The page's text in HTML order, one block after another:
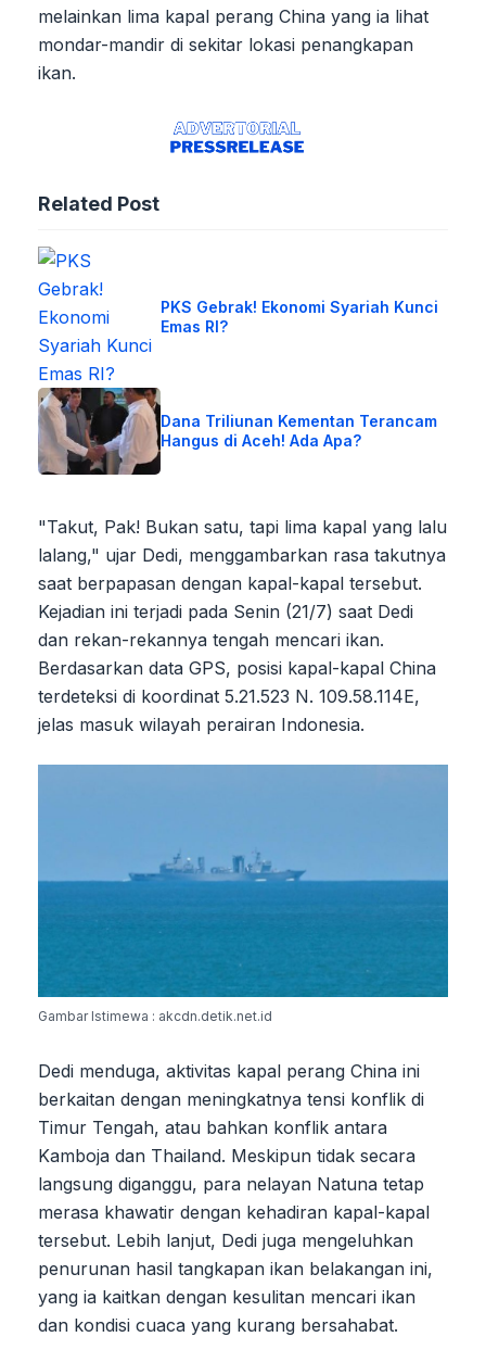
melainkan lima kapal perang China yang ia lihat
mondar-mandir di sekitar lokasi penangkapan
ikan.
Related Post
PKS Gebrak! Ekonomi Syariah Kunci
Emas RI?
Dana Triliunan Kementan Terancam
Hangus di Aceh! Ada Apa?
"Takut, Pak! Bukan satu, tapi lima kapal yang lalu
lalang," ujar Dedi, menggambarkan rasa takutnya
saat berpapasan dengan kapal-kapal tersebut.
Kejadian ini terjadi pada Senin (21/7) saat Dedi
dan rekan-rekannya tengah mencari ikan.
Berdasarkan data GPS, posisi kapal-kapal China
terdeteksi di koordinat 5.21.523 N. 109.58.114E,
jelas masuk wilayah perairan Indonesia.
Gambar Istimewa : akcdn.detik.net.id
Dedi menduga, aktivitas kapal perang China ini
berkaitan dengan meningkatnya tensi konflik di
Timur Tengah, atau bahkan konflik antara
Kamboja dan Thailand. Meskipun tidak secara
langsung diganggu, para nelayan Natuna tetap
merasa khawatir dengan kehadiran kapal-kapal
tersebut. Lebih lanjut, Dedi juga mengeluhkan
penurunan hasil tangkapan ikan belakangan ini,
yang ia kaitkan dengan kesulitan mencari ikan
dan kondisi cuaca yang kurang bersahabat.